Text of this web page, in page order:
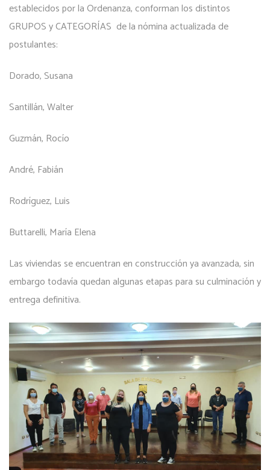
establecidos por la Ordenanza, conforman los distintos
GRUPOS y CATEGORÍAS de la nómina actualizada de
postulantes:
Dorado, Susana
Santillán, Walter
Guzmán, Rocío
André, Fabián
Rodríguez, Luis
Buttarelli, María Elena
Las viviendas se encuentran en construcción ya avanzada, sin
embargo todavía quedan algunas etapas para su culminación y
entrega definitiva.